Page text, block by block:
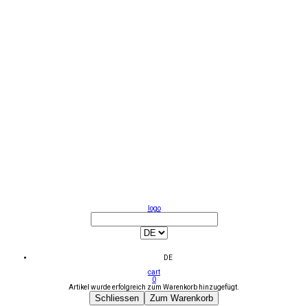
logo
DE
cart
0
Artikel wurde erfolgreich zum Warenkorb hinzugefügt.
Schliessen Zum Warenkorb